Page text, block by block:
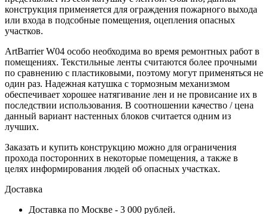
конструкция применяется для ограждения пожарного выхода
или входа в подсобные помещения, оцепления опасных
участков.
ArtBarrier W04 особо необходима во время ремонтных работ в
помещениях. Текстильные ленты считаются более прочными
по сравнению с пластиковыми, поэтому могут применяться не
один раз. Надежная катушка с тормозным механизмом
обеспечивает хорошее натягивание лен и не провисание их в
последствии использования. В соотношении качество / цена
данный вариант настенных блоков считается одним из
лучших.
Заказать и купить конструкцию можно для ограничения
прохода посторонних в некоторые помещения, а также в
целях информирования людей об опасных участках.
Доставка
Доставка по Москве - 3 000 рублей.